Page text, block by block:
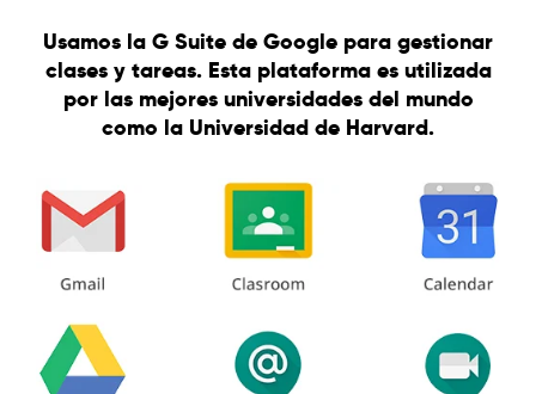
Usamos la G Suite de Google para gestionar
clases y tareas. Esta plataforma es utilizada
por las mejores universidades del mundo
como la Universidad de Harvard.